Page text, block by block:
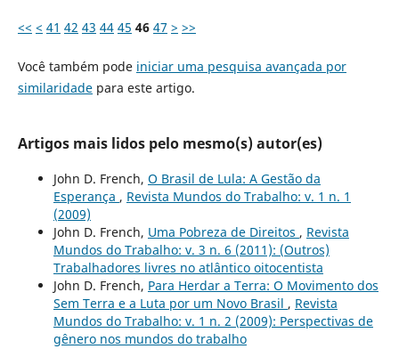
<< < 41 42 43 44 45 46 47 > >>
Você também pode iniciar uma pesquisa avançada por
similaridadepara este artigo.
Artigos mais lidos pelo mesmo(s) autor(es)
John D. French, O Brasil de Lula: A Gestão da
Esperança , Revista Mundos do Trabalho: v. 1 n. 1
(2009)
John D. French, Uma Pobreza de Direitos , Revista
Mundos do Trabalho: v. 3 n. 6 (2011): (Outros)
Trabalhadores livres no atlântico oitocentista
John D. French, Para Herdar a Terra: O Movimento dos
Sem Terra e a Luta por um Novo Brasil , Revista
Mundos do Trabalho: v. 1 n. 2 (2009): Perspectivas de
gênero nos mundos do trabalho